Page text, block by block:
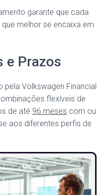
garante que cada
melhor se encaixa em
e Prazos
Volkswagen Financial
flexíveis de
de até 96 meses com ou
aos diferentes perfis de